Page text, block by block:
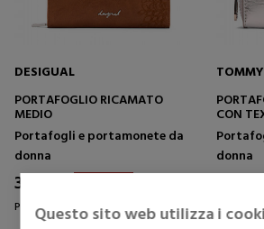
Questo sito web utilizza i
DESIGUAL
PORTAFOGLIO RICAMATO
MEDIO
Portafogli e portamonete da
donna
31,47 €
Prezzo originale 49,95 €
CON
donna
Prezzo